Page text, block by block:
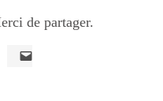
de partager.